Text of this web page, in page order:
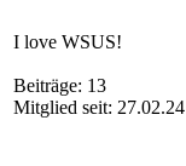
I love WSUS!
Beiträge: 13
Mitglied seit: 27.02.24